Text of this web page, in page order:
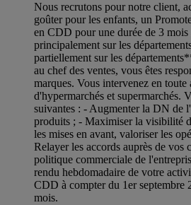
Nous recrutons pour notre client,
goûter pour les enfants, un
en CDD pour une durée de 3
principalement sur les
partiellement sur les
au chef des ventes, vous êtes
marques. Vous intervenez en
d'hypermarchés et supermarchés.
suivantes : - Augmenter la DN de
produits ; - Maximiser la visibilité
les mises en avant, valoriser les
Relayer les accords auprès de vos
politique commerciale de
rendu hebdomadaire de votre
CDD à compter du 1er septembre
mois.